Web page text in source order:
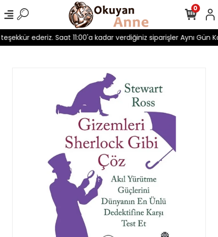
ederiz. Saat 11:00'a kadar verdiğiniz siparişler Aynı Gün
0